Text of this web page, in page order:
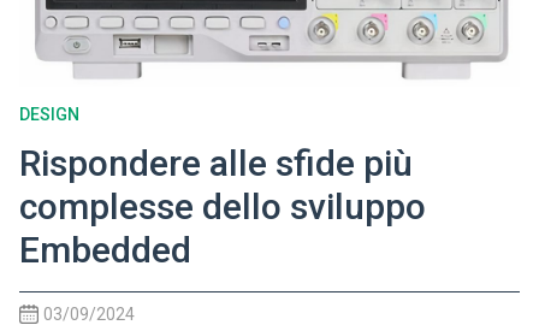
DESIGN
Rispondere alle sfide più
complesse dello sviluppo
Embedded
03/09/2024